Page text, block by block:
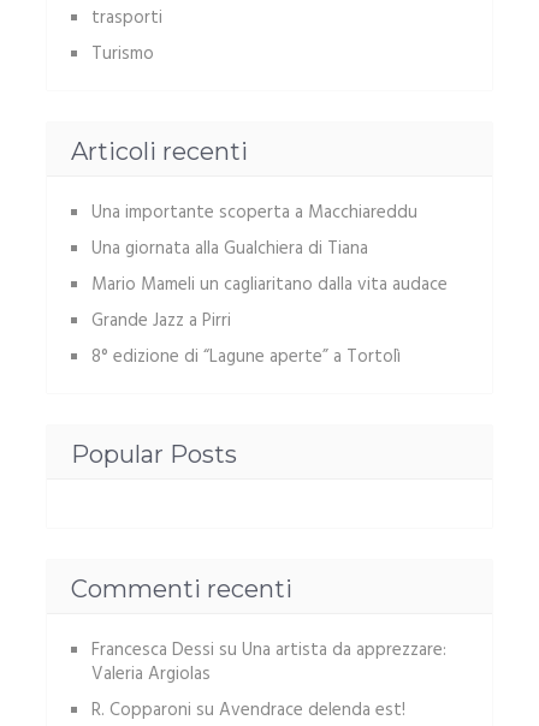
trasporti
Turismo
Articoli recenti
Una importante scoperta a Macchiareddu
Una giornata alla Gualchiera di Tiana
Mario Mameli un cagliaritano dalla vita audace
Grande Jazz a Pirri
8° edizione di “Lagune aperte” a Tortolì
Popular Posts
Commenti recenti
Francesca Dessi su Una artista da apprezzare:
Valeria Argiolas
R. Copparoni su Avendrace delenda est!